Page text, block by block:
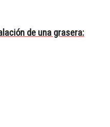
de una grasera: